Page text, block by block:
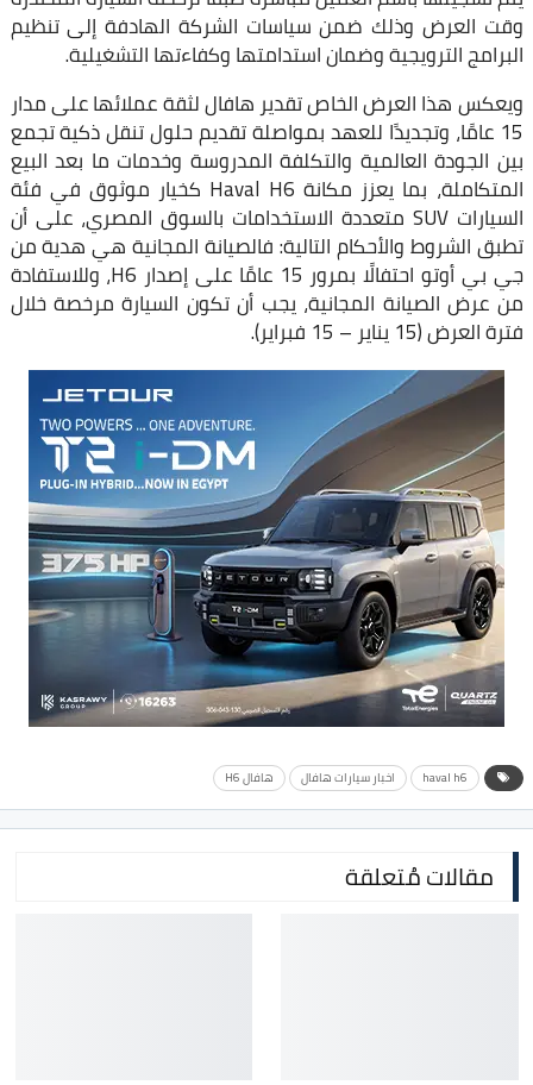
وقت العرض وذلك ضمن سياسات الشركة الهادفة إلى تنظيم
البرامج الترويجية وضمان استدامتها وكفاءتها التشغيلية.
ويعكس هذا العرض الخاص تقدير هافال لثقة عملائها على مدار
15 عامًا، وتجديدًا للعهد بمواصلة تقديم حلول تنقل ذكية تجمع
بين الجودة العالمية والتكلفة المدروسة وخدمات ما بعد البيع
المتكاملة، بما يعزز مكانة Haval H6 كخيار موثوق في فئة
السيارات SUV متعددة الاستخدامات بالسوق المصري، على أن
تطبق الشروط والأحكام التالية: فالصيانة المجانية هي هدية من
جي بي أوتو احتفالًا بمرور 15 عامًا على إصدار H6، وللاستفادة
من عرض الصيانة المجانية، يجب أن تكون السيارة مرخصة خلال
فترة العرض (15 يناير – 15 فبراير).
haval h6 اخبار سيارات هافال هافال H6
مقالات مُتعلقة